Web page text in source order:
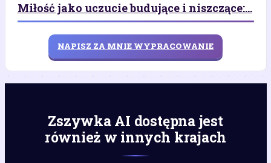
Miłość jako uczucie budujące i niszczące:...
NAPISZ ZA MNIE WYPRACOWANIE
Zszywka AI dostępna jest
również w innych krajach